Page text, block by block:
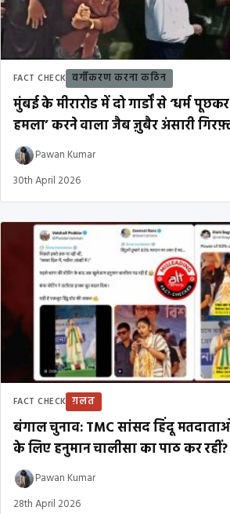
FACT CHECK वर्गीकरण करना कठिन
मुंबई के मीरारोड में दो गार्डों से ‘धर्म
हमला’ करने वाला जैब ज़ुबैर अंसारी
Pawan Kumar
30th April 2026
FACT CHECK ग़लत
बंगाल चुनाव: TMC सांसद हिंदू
के लिए हनुमान चालीसा का पाठ कर रहीं?
Pawan Kumar
28th April 2026